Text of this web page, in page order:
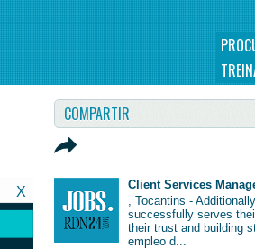
X
COMPARTIR
Client Services
, Tocantins -
successfully serves
their trust and building
empleo d...